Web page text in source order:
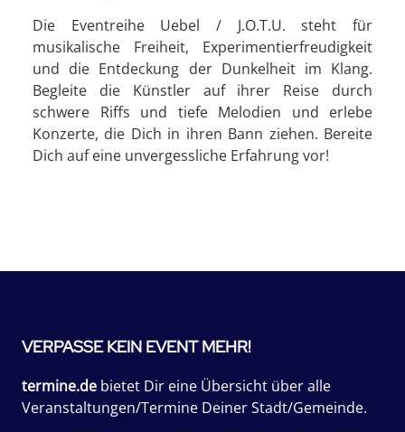
Die Eventreihe Uebel / J.O.T.U. steht für
musikalische Freiheit, Experimentierfreudigkeit
und die Entdeckung der Dunkelheit im Klang.
Begleite die Künstler auf ihrer Reise durch
schwere Riffs und tiefe Melodien und erlebe
Konzerte, die Dich in ihren Bann ziehen. Bereite
Dich auf eine unvergessliche Erfahrung vor!
VERPASSE KEIN EVENT MEHR!
termine.de bietet Dir eine Übersicht über alle
Veranstaltungen/Termine Deiner Stadt/Gemeinde.